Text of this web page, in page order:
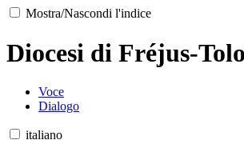
Mostra/Nascondi l'indice
Diocesi di Fréjus-
Voce
Dialogo
italiano